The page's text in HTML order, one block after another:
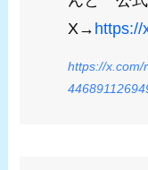
X→ https://
https://x.com/